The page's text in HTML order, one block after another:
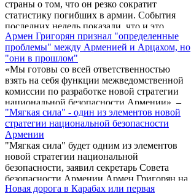
страны о том, что он резко сократит
статистику погибших в армии. События
последних недель показали, что и это
обещание Пашиняна оказалось на проверку
ложным.
Армен Григорян признал "определенные
проблемы" между Арменией и Арцахом, но
"они в прошлом"
«Мы готовы со всей ответственностью
взять на себя функции межведомственной
комиссии по разработке новой стратегии
национальной безопасности Армении», –
сказал сегодня на пресс-конференции
секретарь Совета безопасности РА Армен
Григорян. По его словам, для начала этого
процесса была проведена
широкомасштабная подготовительная
работа.
"Мягкая сила" - один из элементов новой
стратегии национальной безопасности
Армении
"Мягкая сила" будет одним из элементов
новой стратегии национальной
безопасности, заявил секретарь Совета
безопасности Армении Армен Григорян на
пресс-конференции, сообщает Sputnik
Новая дорога в Карабах или первая